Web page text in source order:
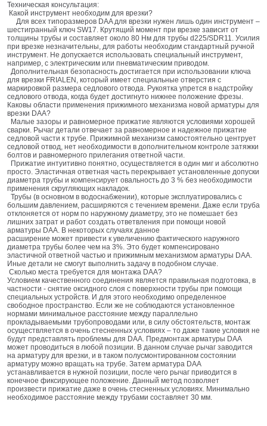
Техническая консультация:
Какой инструмент необходим для врезки?
Для всех типоразмеров DAA для врезки нужен лишь один инструмент –
шестигранный ключ SW17. Крутящий момент при врезке зависит от
толщины трубы и составляет около 80 Нм для трубы d225/SDR11. Усилия
при врезке незначительны, для работы необходим стандартный ручной
инструмент. Не допускается использовать специальный инструмент,
например, с электрическим или пневматическим приводом.
Дополнительная безопасность достигается при использовании ключа
для врезки FRIALEN, который имеет специальные отверстия с
маркировкой размера седлового отвода. Рукоятка упрется в надстройку
седлового отвода, когда будет достигнуто нижнее положение фрезы.
Каковы области применения прижимного механизма новой арматуры для
врезки DAA?
Малые зазоры и равномерное прижатие являются условиями хорошей
сварки. Рычаг детали отвечает за равномерное и надежное прижатие
седловой части к трубе. Прижимной механизм самостоятельно центрует
седловой отвод, нет необходимости в дополнительном контроле затяжки
болтов и равномерного прилегания ответной части.
Прижатие интуитивно понятно, осуществляется в один миг и абсолютно
просто. Эластичная ответная часть перекрывает установленные допуски
диаметра трубы и компенсирует овальность до 3 % без необходимости
применения скругляющих накладок.
Трубы (в основном в водоснабжении), которые эксплуатировались с
большим давлением, расширяются с течением времени. Даже если труба
отклоняется от норм по наружному диаметру, это не помешает без
лишних затрат и работ создать ответвления при помощи новой
арматуры DAA. В некоторых случаях данное
расширение может привести к увеличению фактического наружного
диаметра трубы более чем на 3%. Это будет компенсировано
эластичной ответной частью и прижимным механизмом арматуры DAA.
Иные детали не смогут выполнить задачу в подобном случае.
Сколько места требуется для монтажа DAA?
Условием качественного соединения является правильная подготовка, в
частности - снятие оксидного слоя с поверхности трубы при помощи
специальных устройств. И для этого необходимо определенное
свободное пространство. Если же не соблюдаются установленное
нормами минимальное расстояние между параллельно
прокладываемыми трубопроводами или, в силу обстоятельств, монтаж
осуществляется в очень стесненных условиях – то даже такие условия не
будут представлять проблемы для DAA. Предмонтаж арматуры DAA
может проводиться в любой позиции. В данном случае рычаг заводится
на арматуру для врезки, и в таком полусмонтированном состоянии
арматуру можно вращать на трубе. Затем арматура DAA
устанавливается в нужной позиции, после чего рычаг приводится в
конечное фиксирующее положение. Данный метод позволяет
произвести прижатие даже в очень стесненных условиях. Минимально
необходимое расстояние между трубами составляет 30 мм.